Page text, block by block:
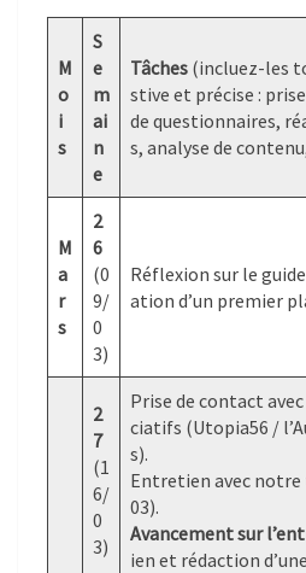
M
o
i
s
S
e
m
ai
n
e
Tâches (incluez-les
stive et précise :
de questionnaires,
s, analyse de
M
a
r
s
2
6
(0
9/
0
3)
Réflexion sur le
ation d’un premier
2
7
(1
6/
0
3)
Prise de contact
ciatifs (Utopia56 /
s).
Entretien avec
03).
Avancement sur
ien et rédaction